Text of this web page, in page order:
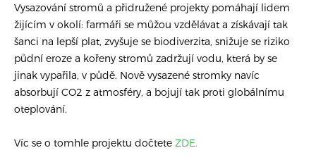
Vysazování stromů a přidružené projekty pomáhají lidem
žijícím v okolí: farmáři se můžou vzdělávat a získávají tak
šanci na lepší plat, zvyšuje se biodiverzita, snižuje se riziko
půdní eroze a kořeny stromů zadržují vodu, která by se
jinak vypařila, v půdě. Nově vysazené stromky navíc
absorbují CO2 z atmosféry, a bojují tak proti globálnímu
oteplování.
Víc se o tomhle projektu dočtete ZDE.